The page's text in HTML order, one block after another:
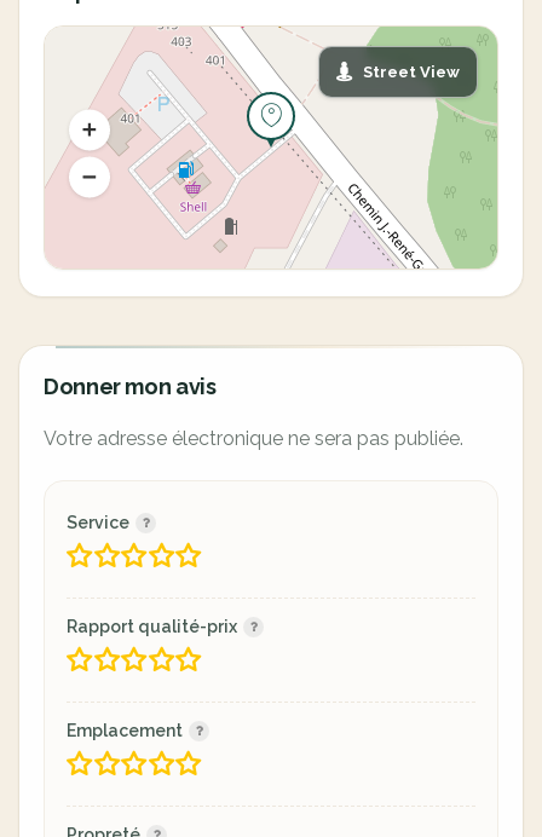
Street View
Donner mon avis
Votre adresse électronique ne sera pas publiée.
Service
Rapport qualité-prix
Emplacement